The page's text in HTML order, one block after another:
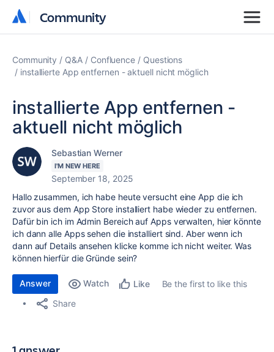
Community
Community
Community Q&A Confluence
Questions
installierte App entfernen - aktuell nicht möglich
installierte App entfernen -
aktuell nicht möglich
Sebastian Werner
I'M NEW HERE
September 18, 2025
Hallo zusammen, ich habe heute versucht eine App die ich
zuvor aus dem App Store installiert habe wieder zu entfernen.
Dafür bin ich im Admin Bereich auf Apps verwalten, hier könnte
ich dann alle Apps sehen die installiert sind. Aber wenn ich
dann auf Details ansehen klicke komme ich nicht weiter. Was
können hierfür die Gründe sein?
Answer Watch Like
Be the first to like this
Share